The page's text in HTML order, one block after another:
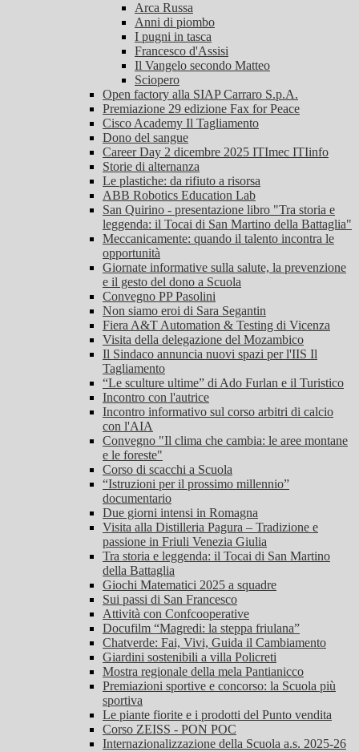
Arca Russa
Anni di piombo
I pugni in tasca
Francesco d'Assisi
Il Vangelo secondo Matteo
Sciopero
Open factory alla SIAP Carraro S.p.A.
Premiazione 29 edizione Fax for Peace
Cisco Academy Il Tagliamento
Dono del sangue
Career Day 2 dicembre 2025 ITImec ITIinfo
Storie di alternanza
Le plastiche: da rifiuto a risorsa
ABB Robotics Education Lab
San Quirino - presentazione libro "Tra storia e
leggenda: il Tocai di San Martino della Battaglia"
Meccanicamente: quando il talento incontra le
opportunità
Giornate informative sulla salute, la prevenzione
e il gesto del dono a Scuola
Convegno PP Pasolini
Non siamo eroi di Sara Segantin
Fiera A&T Automation & Testing di Vicenza
Visita della delegazione del Mozambico
Il Sindaco annuncia nuovi spazi per l'IIS Il
Tagliamento
“Le sculture ultime” di Ado Furlan e il Turistico
Incontro con l'autrice
Incontro informativo sul corso arbitri di calcio
con l'AIA
Convegno "Il clima che cambia: le aree montane
e le foreste"
Corso di scacchi a Scuola
“Istruzioni per il prossimo millennio”
documentario
Due giorni intensi in Romagna
Visita alla Distilleria Pagura – Tradizione e
passione in Friuli Venezia Giulia
Tra storia e leggenda: il Tocai di San Martino
della Battaglia
Giochi Matematici 2025 a squadre
Sui passi di San Francesco
Attività con Confcooperative
Docufilm “Magredi: la steppa friulana”
Chatverde: Fai, Vivi, Guida il Cambiamento
Giardini sostenibili a villa Policreti
Mostra regionale della mela Pantianicco
Premiazioni sportive e concorso: la Scuola più
sportiva
Le piante fiorite e i prodotti del Punto vendita
Corso ZEISS - PON POC
Internazionalizzazione della Scuola a.s. 2025-26